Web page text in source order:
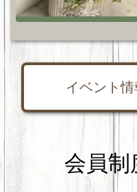
イベント
会員制